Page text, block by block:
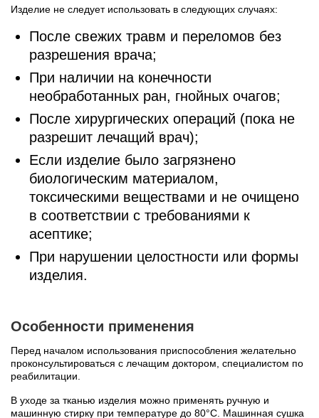
Изделие не следует использовать в следующих случаях:
После свежих травм и переломов без
разрешения врача;
При наличии на конечности
необработанных ран, гнойных очагов;
После хирургических операций (пока не
разрешит лечащий врач);
Если изделие было загрязнено
биологическим материалом,
токсическими веществами и не очищено
в соответствии с требованиями к
асептике;
При нарушении целостности или формы
изделия.
Особенности применения
Перед началом использования приспособления желательно
проконсультироваться с лечащим доктором, специалистом по
реабилитации.
В уходе за тканью изделия можно применять ручную и
машинную стирку при температуре до 80°C. Машинная сушка